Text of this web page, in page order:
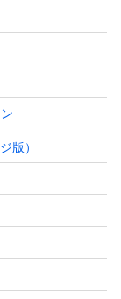
ください
い場合がありま
版）